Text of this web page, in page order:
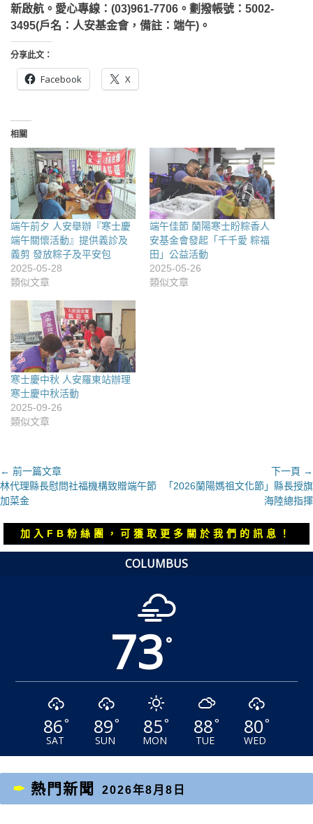
新啟航。愛心專線：(03)961-7706。劃撥帳號：5002-
3495(戶名：人安基金會，備註：端午)。
分享此文：
Facebook X
相關
端午前夕 人安舉辦『寒士慶
端午關懷活動』提供義診及
義剪 發放粽子及平安包
2025-05-28
類似文章
端午佳節 蘭陽寒士盼粽香人
安基金會發起「千千愛 粽福
田」公益活動
2025-05-26
類似文章
寒士慶中秋 人安羅東站辦理
寒士慶中秋活動
2025-09-26
類似文章
文
章
導
覽
← 前一篇文章
上
一
章：
林代理縣長慰問社福機構致贈端午節
加菜金
下一頁 →
下
文
章：
「2026蘭陽媽祖文化節」縣長授旗
海陸總指揮
加入FB粉絲團，可獲取更多關於我們的訊息！
COLUMBUS
73°
86°
SAT
89°
SUN
85°
MON
88°
TUE
80°
WED
熱門新聞 2026年8月8日